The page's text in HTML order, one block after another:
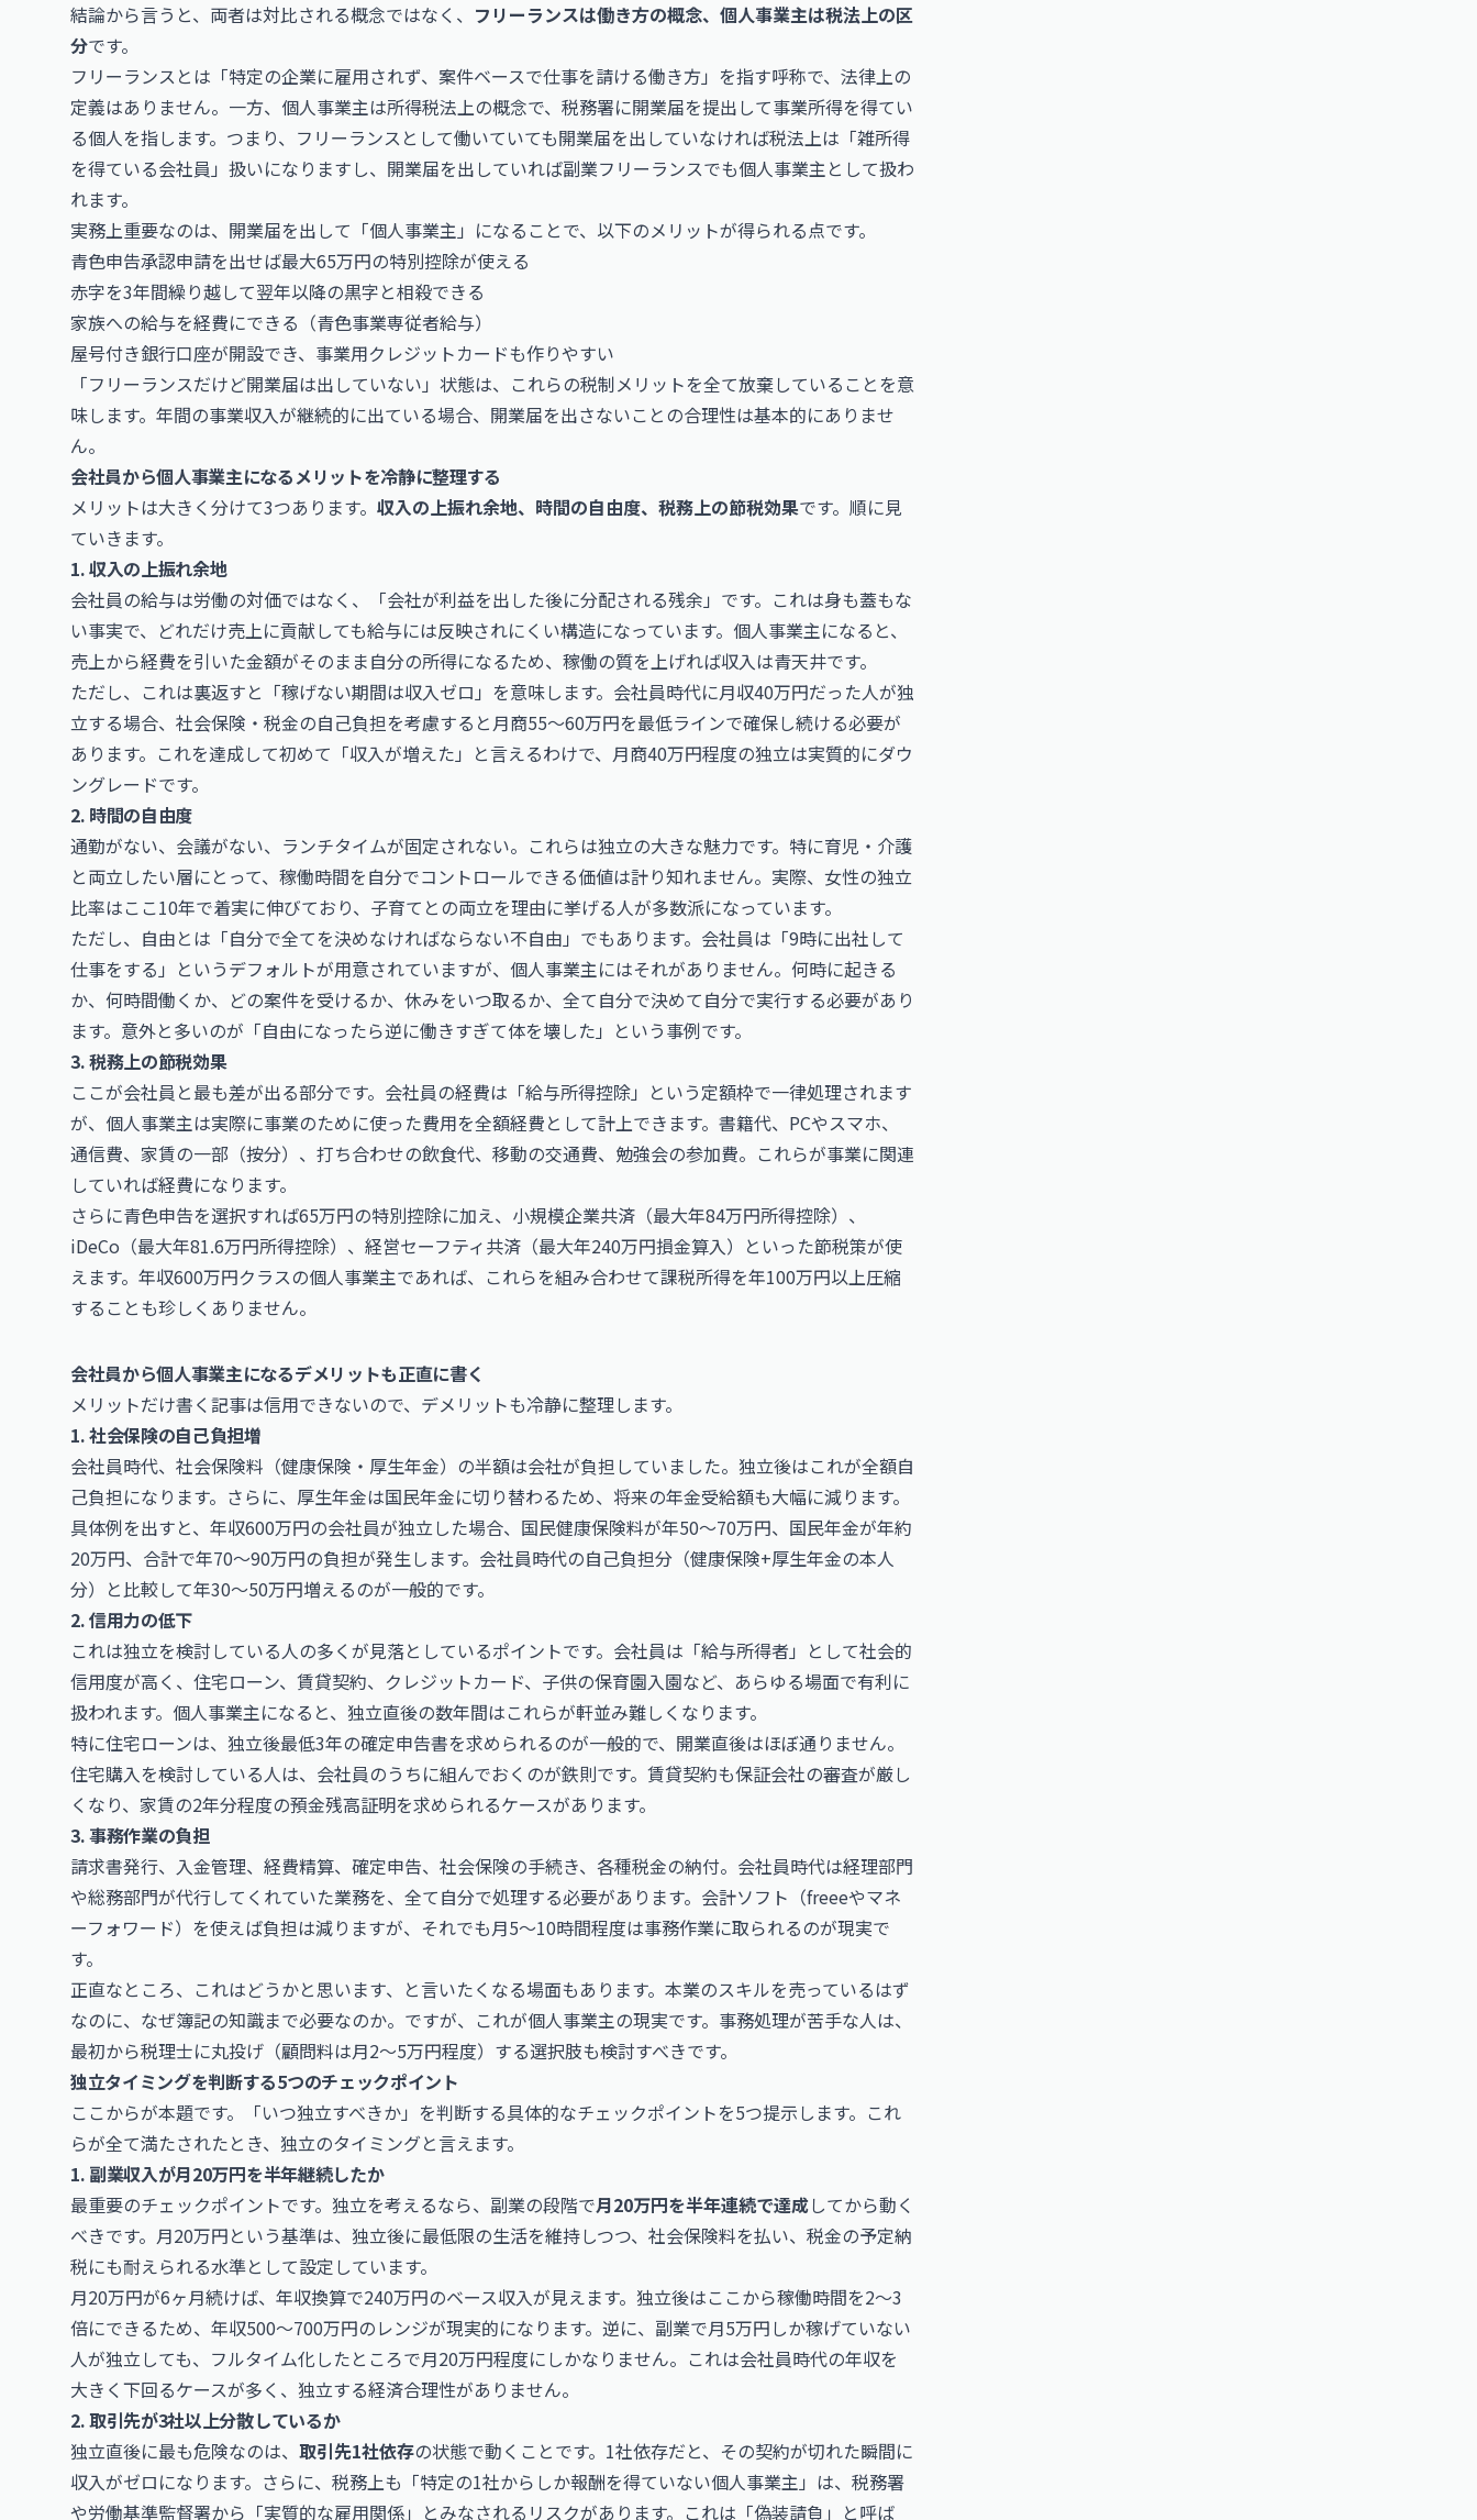
結論から言うと、両者は対比される概念ではなく、 フリーランスは働き方の概念、個人事業主は税法上の区
分です。
フリーランスとは「特定の企業に雇用されず、案件ベースで仕事を請ける働き方」を指す呼称で、法律上の
定義はありません。一方、個人事業主は所得税法上の概念で、税務署に開業届を提出して事業所得を得てい
る個人を指します。つまり、フリーランスとして働いていても開業届を出していなければ税法上は「雑所得
を得ている会社員」扱いになりますし、開業届を出していれば副業フリーランスでも個人事業主として扱わ
れます。
実務上重要なのは、開業届を出して「個人事業主」になることで、以下のメリットが得られる点です。
青色申告承認申請を出せば最大65万円の特別控除が使える
赤字を3年間繰り越して翌年以降の黒字と相殺できる
家族への給与を経費にできる（青色事業専従者給与）
屋号付き銀行口座が開設でき、事業用クレジットカードも作りやすい
「フリーランスだけど開業届は出していない」状態は、これらの税制メリットを全て放棄していることを意
味します。年間の事業収入が継続的に出ている場合、開業届を出さないことの合理性は基本的にありませ
ん。
会社員から個人事業主になるメリットを冷静に整理する
メリットは大きく分けて3つあります。 収入の上振れ余地、時間の自由度、税務上の節税効果です。順に見
ていきます。
1. 収入の上振れ余地
会社員の給与は労働の対価ではなく、「会社が利益を出した後に分配される残余」です。これは身も蓋もな
い事実で、どれだけ売上に貢献しても給与には反映されにくい構造になっています。個人事業主になると、
売上から経費を引いた金額がそのまま自分の所得になるため、稼働の質を上げれば収入は青天井です。
ただし、これは裏返すと「稼げない期間は収入ゼロ」を意味します。会社員時代に月収40万円だった人が独
立する場合、社会保険・税金の自己負担を考慮すると月商55〜60万円を最低ラインで確保し続ける必要が
あります。これを達成して初めて「収入が増えた」と言えるわけで、月商40万円程度の独立は実質的にダウ
ングレードです。
2. 時間の自由度
通勤がない、会議がない、ランチタイムが固定されない。これらは独立の大きな魅力です。特に育児・介護
と両立したい層にとって、稼働時間を自分でコントロールできる価値は計り知れません。実際、女性の独立
比率はここ10年で着実に伸びており、子育てとの両立を理由に挙げる人が多数派になっています。
ただし、自由とは「自分で全てを決めなければならない不自由」でもあります。会社員は「9時に出社して
仕事をする」というデフォルトが用意されていますが、個人事業主にはそれがありません。何時に起きる
か、何時間働くか、どの案件を受けるか、休みをいつ取るか、全て自分で決めて自分で実行する必要があり
ます。意外と多いのが「自由になったら逆に働きすぎて体を壊した」という事例です。
3. 税務上の節税効果
ここが会社員と最も差が出る部分です。会社員の経費は「給与所得控除」という定額枠で一律処理されます
が、個人事業主は実際に事業のために使った費用を全額経費として計上できます。書籍代、PCやスマホ、
通信費、家賃の一部（按分）、打ち合わせの飲食代、移動の交通費、勉強会の参加費。これらが事業に関連
していれば経費になります。
さらに青色申告を選択すれば65万円の特別控除に加え、小規模企業共済（最大年84万円所得控除）、
iDeCo（最大年81.6万円所得控除）、経営セーフティ共済（最大年240万円損金算入）といった節税策が使
えます。年収600万円クラスの個人事業主であれば、これらを組み合わせて課税所得を年100万円以上圧縮
することも珍しくありません。
会社員から個人事業主になるデメリットも正直に書く
メリットだけ書く記事は信用できないので、デメリットも冷静に整理します。
1. 社会保険の自己負担増
会社員時代、社会保険料（健康保険・厚生年金）の半額は会社が負担していました。独立後はこれが全額自
己負担になります。さらに、厚生年金は国民年金に切り替わるため、将来の年金受給額も大幅に減ります。
具体例を出すと、年収600万円の会社員が独立した場合、国民健康保険料が年50〜70万円、国民年金が年約
20万円、合計で年70〜90万円の負担が発生します。会社員時代の自己負担分（健康保険+厚生年金の本人
分）と比較して年30〜50万円増えるのが一般的です。
2. 信用力の低下
これは独立を検討している人の多くが見落としているポイントです。会社員は「給与所得者」として社会的
信用度が高く、住宅ローン、賃貸契約、クレジットカード、子供の保育園入園など、あらゆる場面で有利に
扱われます。個人事業主になると、独立直後の数年間はこれらが軒並み難しくなります。
特に住宅ローンは、独立後最低3年の確定申告書を求められるのが一般的で、開業直後はほぼ通りません。
住宅購入を検討している人は、会社員のうちに組んでおくのが鉄則です。賃貸契約も保証会社の審査が厳し
くなり、家賃の2年分程度の預金残高証明を求められるケースがあります。
3. 事務作業の負担
請求書発行、入金管理、経費精算、確定申告、社会保険の手続き、各種税金の納付。会社員時代は経理部門
や総務部門が代行してくれていた業務を、全て自分で処理する必要があります。会計ソフト（freeeやマネ
ーフォワード）を使えば負担は減りますが、それでも月5〜10時間程度は事務作業に取られるのが現実で
す。
正直なところ、これはどうかと思います、と言いたくなる場面もあります。本業のスキルを売っているはず
なのに、なぜ簿記の知識まで必要なのか。ですが、これが個人事業主の現実です。事務処理が苦手な人は、
最初から税理士に丸投げ（顧問料は月2〜5万円程度）する選択肢も検討すべきです。
独立タイミングを判断する5つのチェックポイント
ここからが本題です。「いつ独立すべきか」を判断する具体的なチェックポイントを5つ提示します。これ
らが全て満たされたとき、独立のタイミングと言えます。
1. 副業収入が月20万円を半年継続したか
最重要のチェックポイントです。独立を考えるなら、副業の段階で月20万円を半年連続で達成してから動く
べきです。月20万円という基準は、独立後に最低限の生活を維持しつつ、社会保険料を払い、税金の予定納
税にも耐えられる水準として設定しています。
月20万円が6ヶ月続けば、年収換算で240万円のベース収入が見えます。独立後はここから稼働時間を2〜3
倍にできるため、年収500〜700万円のレンジが現実的になります。逆に、副業で月5万円しか稼げていない
人が独立しても、フルタイム化したところで月20万円程度にしかなりません。これは会社員時代の年収を
大きく下回るケースが多く、独立する経済合理性がありません。
2. 取引先が3社以上分散しているか
独立直後に最も危険なのは、 取引先1社依存の状態で動くことです。1社依存だと、その契約が切れた瞬間に
収入がゼロになります。さらに、税務上も「特定の1社からしか報酬を得ていない個人事業主」は、税務署
や労働基準監督署から「実質的な雇用関係」とみなされるリスクがあります。これは「偽装請負」と呼ば